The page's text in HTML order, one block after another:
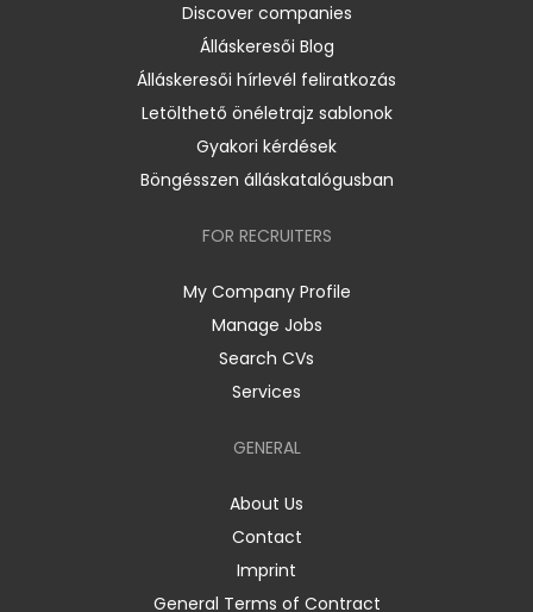
Discover companies
Álláskeresői Blog
Álláskeresői hírlevél feliratkozás
Letölthető önéletrajz sablonok
Gyakori kérdések
Böngésszen álláskatalógusban
FOR RECRUITERS
My Company Profile
Manage Jobs
Search CVs
Services
GENERAL
About Us
Contact
Imprint
General Terms of Contract